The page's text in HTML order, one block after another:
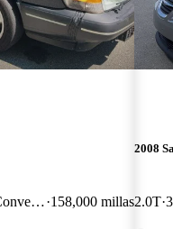
2 Dr Commemorative Turbo Convertible 158,000 millas
2008
2.0T